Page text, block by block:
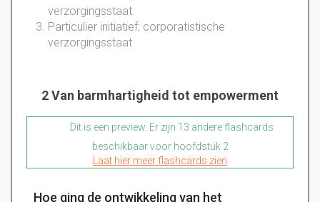
verzorgingsstaat
Particulier initiatief; corporatistische
verzorgingsstaat
2 Van barmhartigheid tot empowerment
Dit is een preview. Er zijn 13 andere flashcards
beschikbaar voor hoofdstuk 2
Laat hier meer flashcards zien
Hoe ging de ontwikkeling van het